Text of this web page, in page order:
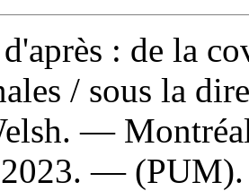
: de la
/ sous la
—
— (PUM).